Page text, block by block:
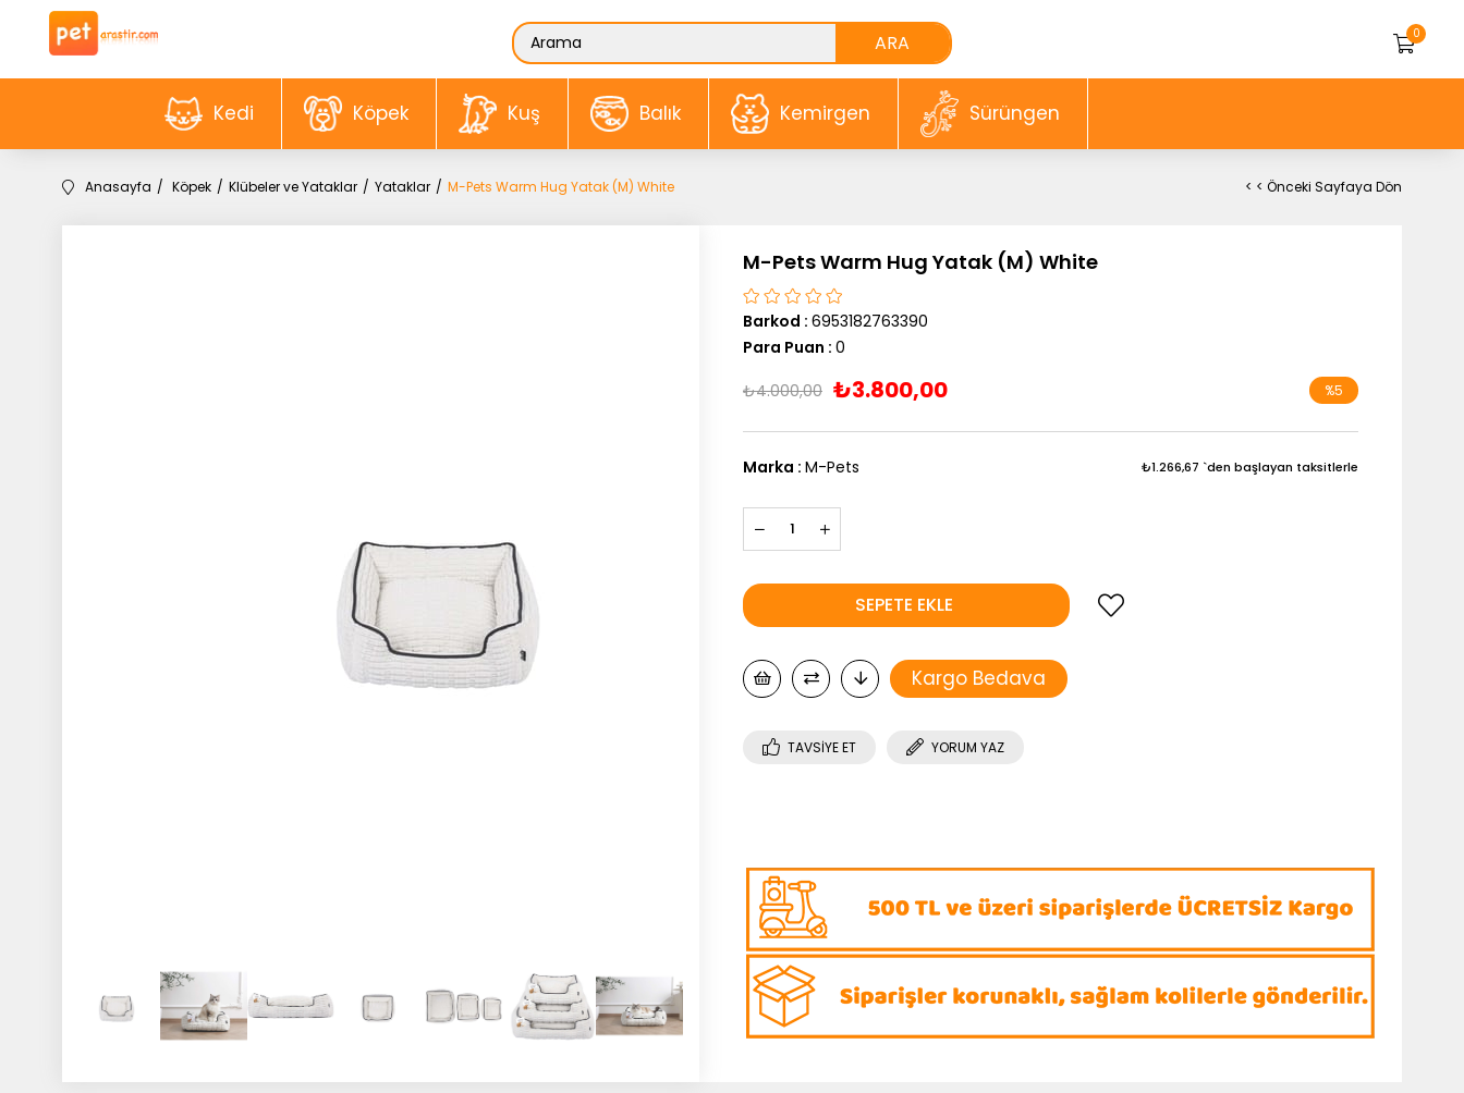
0
Kedi Köpek Kuş Balık Kemirgen Sürüngen
Anasayfa Köpek Klübeler ve Yataklar Yataklar M-Pets Warm Hug Yatak (M) White < < Önceki Sayfaya Dön
M-Pets Warm Hug Yatak (M) White
Barkod : 6953182763390
Para Puan : 0
₺4.000,00 ₺3.800,00 %5
Marka : M-Pets ₺1.266,67 `den başlayan taksitlerle
Kargo Bedava
TAVSIYE ET YORUM YAZ